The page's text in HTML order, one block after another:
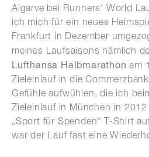
Algarve bei Runners‘ World
ich mich für ein neues
Frankfurt in Dezember
meines Laufsaisons nämlich
Lufthansa Halbmarathon am
Zieleinlauf in die
Gefühle aufwühlen, die ich
Zieleinlauf in München in
„Sport für Spenden“ T-Shirt
war der Lauf fast eine